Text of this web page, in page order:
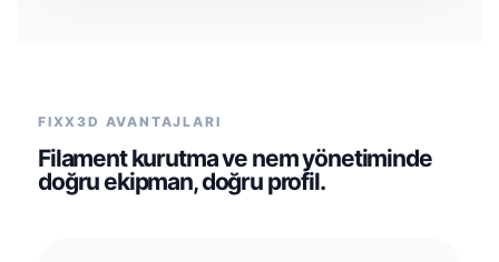
FIXX3D AVANTAJLARI
Filament kurutma ve nem yönetiminde
doğru ekipman, doğru profil.